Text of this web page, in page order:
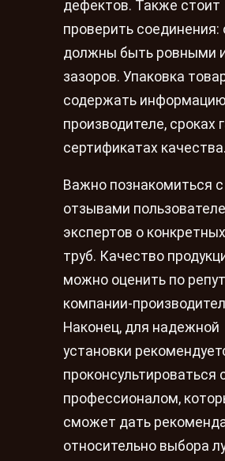
дефектов. Также стоит
проверить соединения:
должны быть ровными
зазоров. Упаковка
содержать
производителе, сроках
сертификатах качества.
Важно познакомиться с
отзывами
экспертов о
труб. Качество
можно оценить по
компании-
Наконец, для надежной
установки
проконсультироваться
профессионалом,
сможет дать
относительно выбора